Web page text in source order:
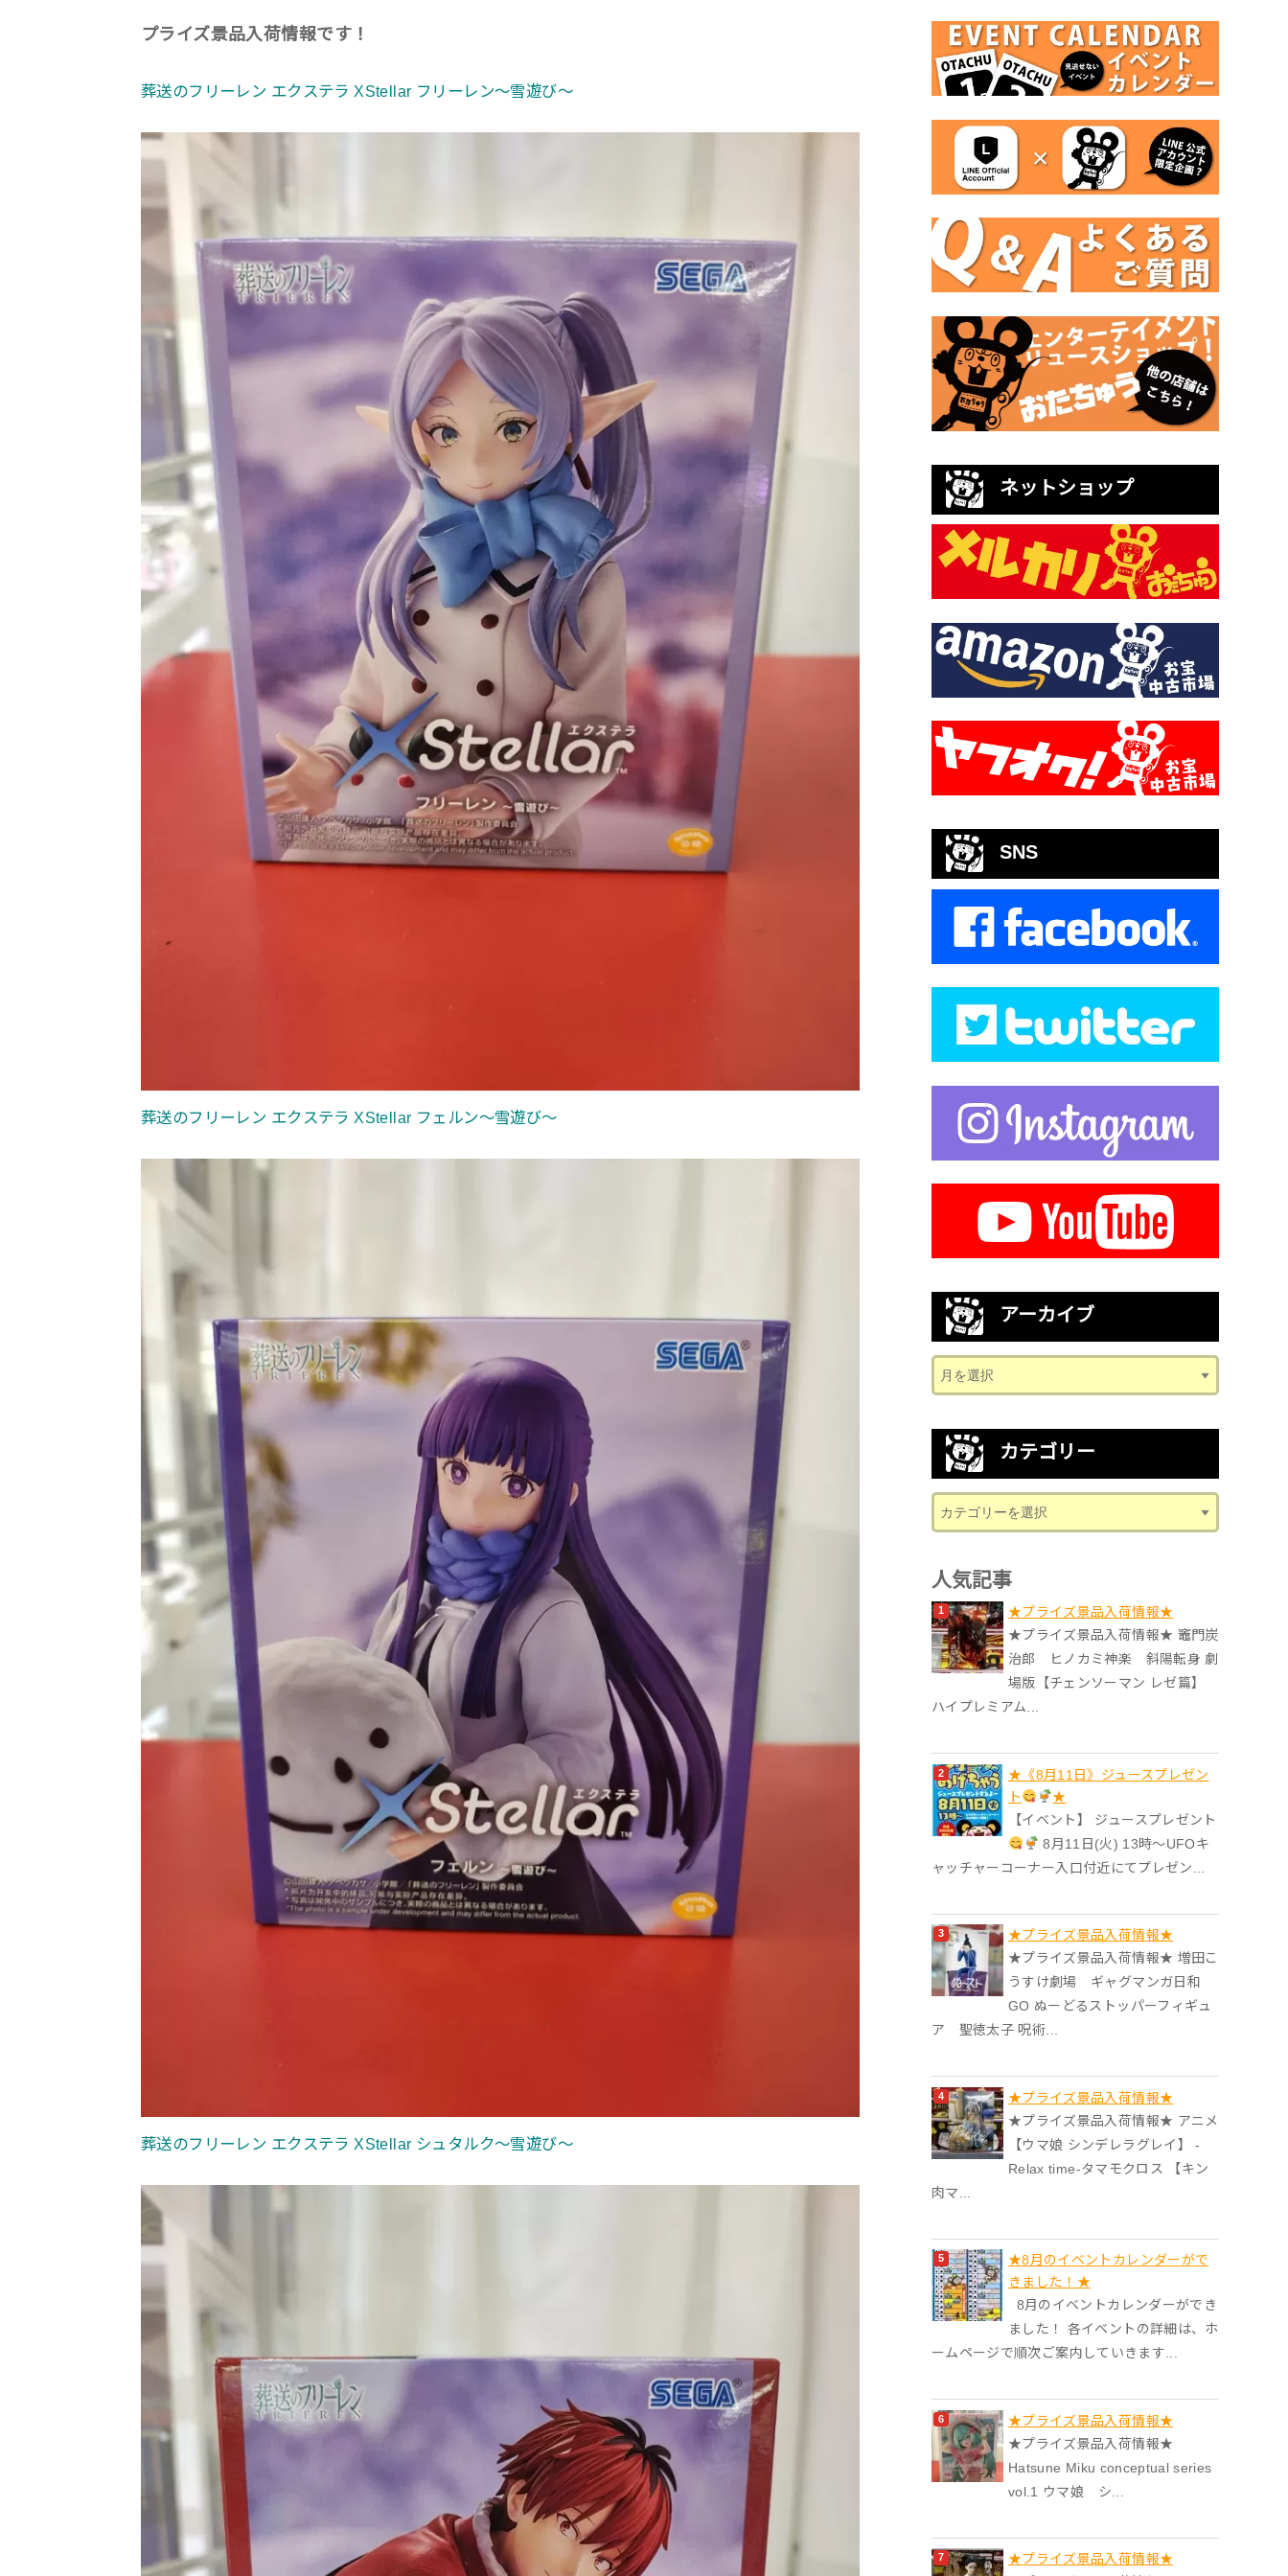
プライズ景品入荷情報です！
葬送のフリーレン エクステラ XStellar フリーレン〜雪遊び〜
葬送のフリーレン エクステラ XStellar フェルン〜雪遊び〜
葬送のフリーレン エクステラ XStellar シュタルク〜雪遊び〜
ネットショップ
SNS
アーカイブ
カテゴリー
人気記事
★プライズ景品入荷情報★
★プライズ景品入荷情報★ 竈門炭
治郎 ヒノカミ神楽 斜陽転身 劇
場版【チェンソーマン レゼ篇】
ハイプレミアム...
★《8月11日》ジュースプレゼン
ト
★
【イベント】 ジュースプレゼント
8月11日(火) 13時〜UFOキ
ャッチャーコーナー入口付近にてプレゼン...
★プライズ景品入荷情報★
★プライズ景品入荷情報★ 増田こ
うすけ劇場 ギャグマンガ日和
GO ぬーどるストッパーフィギュ
ア 聖徳太子 呪術...
★プライズ景品入荷情報★
★プライズ景品入荷情報★ アニメ
【ウマ娘 シンデレラグレイ】 -
Relax time-タマモクロス 【キン
肉マ...
★8月のイベントカレンダーがで
きました！★
8月のイベントカレンダーができ
ました！ 各イベントの詳細は、ホ
ームページで順次ご案内していきます...
★プライズ景品入荷情報★
★プライズ景品入荷情報★
Hatsune Miku conceptual series
vol.1 ウマ娘 シ...
★プライズ景品入荷情報★